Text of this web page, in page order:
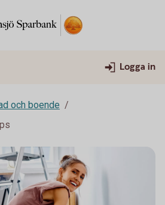
Logga in
och boende